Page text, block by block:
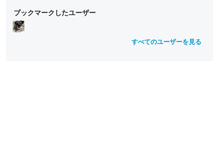
ブックマークしたユーザー
すべてのユーザーを見る